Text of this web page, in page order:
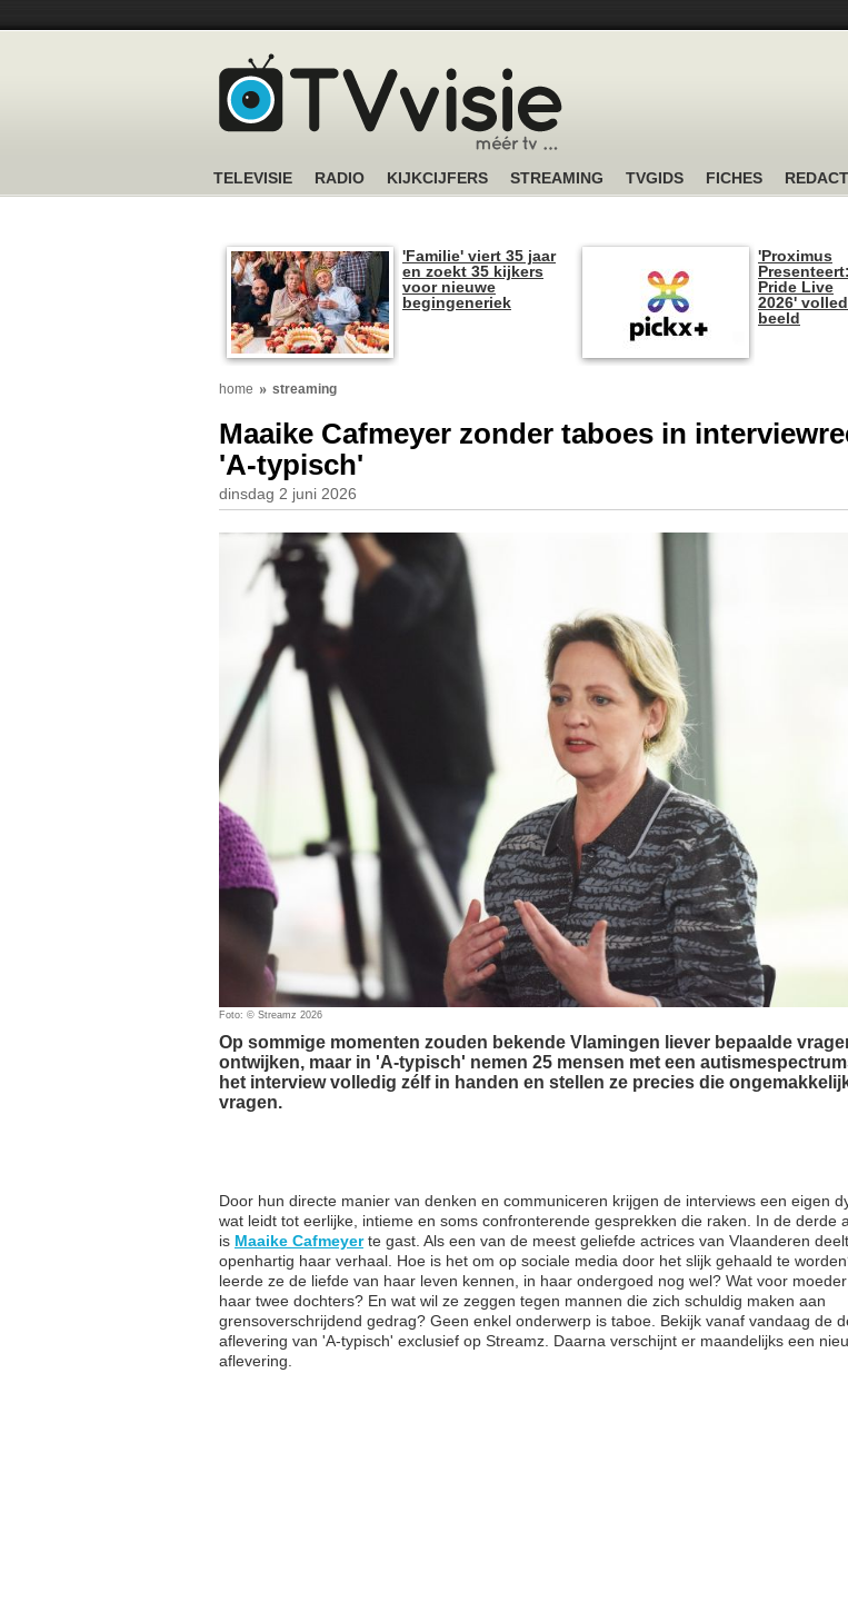
TELEVISIE RADIO KIJKCIJFERS STREAMING TVGIDS FICHES
'Familie' viert 35 jaar
en zoekt 35 kijkers
voor nieuwe
begingeneriek
'Proximus
Pride Live
2026'
beeld
home streaming
Maaike Cafmeyer zonder taboes in
'A-typisch'
dinsdag 2 juni 2026
Foto: © Streamz 2026
Op sommige momenten zouden bekende Vlamingen liever bepaalde
ontwijken, maar in 'A-typisch' nemen 25 mensen met een
het interview volledig zélf in handen en stellen ze precies die
vragen.
Door hun directe manier van denken en communiceren krijgen de interviews een eigen
wat leidt tot eerlijke, intieme en soms confronterende gesprekken die raken. In de derde
is Maaike Cafmeyerte gast. Als een van de meest geliefde actrices van Vlaanderen
openhartig haar verhaal. Hoe is het om op sociale media door het slijk gehaald te
leerde ze de liefde van haar leven kennen, in haar ondergoed nog wel? Wat voor
haar twee dochters? En wat wil ze zeggen tegen mannen die zich schuldig maken aan
grensoverschrijdend gedrag? Geen enkel onderwerp is taboe. Bekijk vanaf vandaag de
aflevering van 'A-typisch' exclusief op Streamz. Daarna verschijnt er maandelijks een
aflevering.